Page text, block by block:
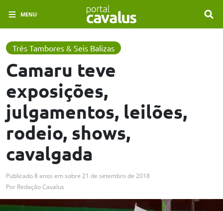
MENU
Três Tambores & Seis Balizas
Camaru teve
exposições,
julgamentos, leilões,
rodeio, shows,
cavalgada
Publicado8 anos em sobre 21 de setembro de 2018
Por Redação Cavalus